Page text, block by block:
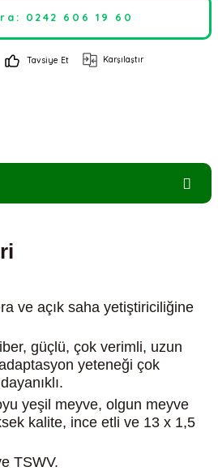
0242 606 19 60
Tavsiye Et Karşılaştır
ve açık saha yetiştiriciliğine
güçlü, çok verimli, uzun
yeteneği çok
yeşil meyve, olgun meyve
kalite, ince etli ve 13 x 1,5
TSWV.